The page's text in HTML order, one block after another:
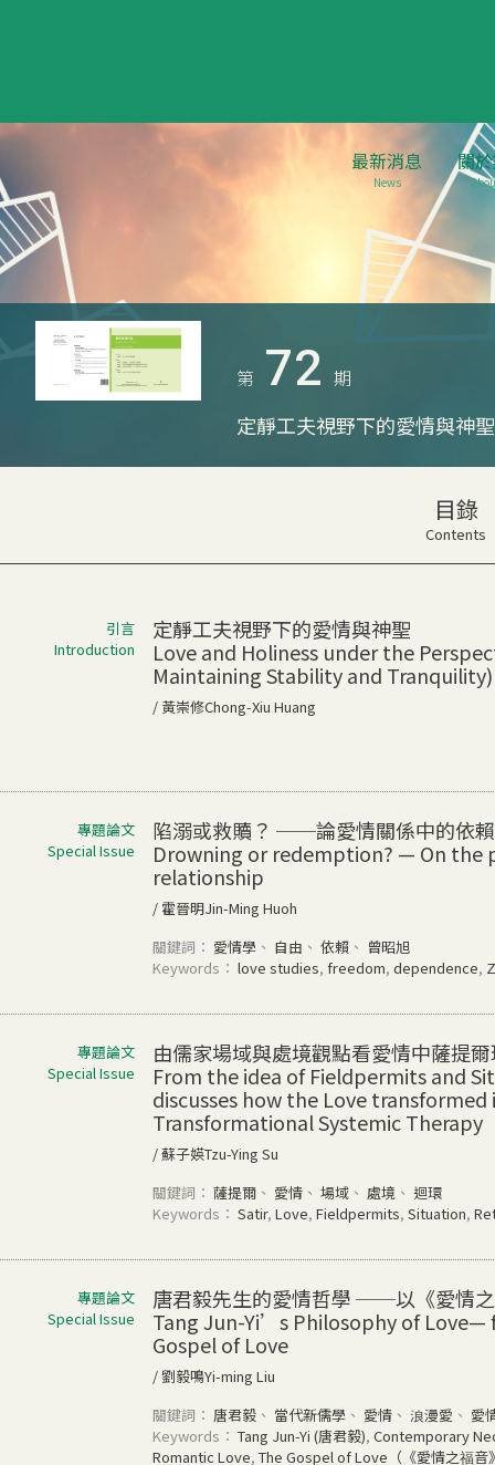
最新消息
News
關
第 72 期
定靜工夫視野下的愛情與神聖
目錄
Contents
引言
Introduction
定靜工夫視野下的愛情與神聖
Love and Holiness under the
Maintaining Stability and Tranquility)
/ 黃崇修Chong-Xiu Huang
專題論文
Special Issue
陷溺或救贖？ ──論愛情關係中的依
Drowning or redemption? — On the
relationship
/ 霍晉明Jin-Ming Huoh
關鍵詞： 愛情學、 自由 、 依賴、 曾昭旭
Keywords： love studies, freedom, dependence,
專題論文
Special Issue
由儒家場域與處境觀點看愛情中薩提
From the idea of Fieldpermits and
discusses how the Love
Transformational Systemic Therapy
/ 蘇子媖Tzu-Ying Su
關鍵詞： 薩提爾、 愛情、 場域、 處境 、 迴環
Keywords： Satir, Love, Fieldpermits, Situation,
專題論文
Special Issue
唐君毅先生的愛情哲學 ──以《愛情
Tang Jun-Yi’s Philosophy of
Gospel of Love
/ 劉毅鳴Yi-ming Liu
關鍵詞： 唐君毅、 當代新儒學、 愛情、 浪漫愛 、 愛
Keywords： Tang Jun-Yi (唐君毅), Contemporary
Romantic Love, The Gospel of Love（《愛情之福音